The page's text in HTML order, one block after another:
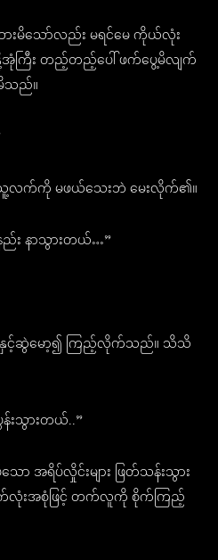
သော်လည်း မရင်မေ ကိုယ်လုံး
ြီး တည့်တည့်ပေါ် ဖက်ပွေ့မိလျက်
သည်။
လက်ကို မဖယ်သေးဘဲ မေးလိုက်၏။
နည်း နာသွားတယ်…”
င့်ဆွဲမော့၍ ကြည့်လိုက်သည်။ သိသိ
းသွားတယ်..”
ော အရိပ်လှိုင်းများ ဖြတ်သန်းသွား
က်လုံးအစုံဖြင့် တက်လူကို စိုက်ကြည့်